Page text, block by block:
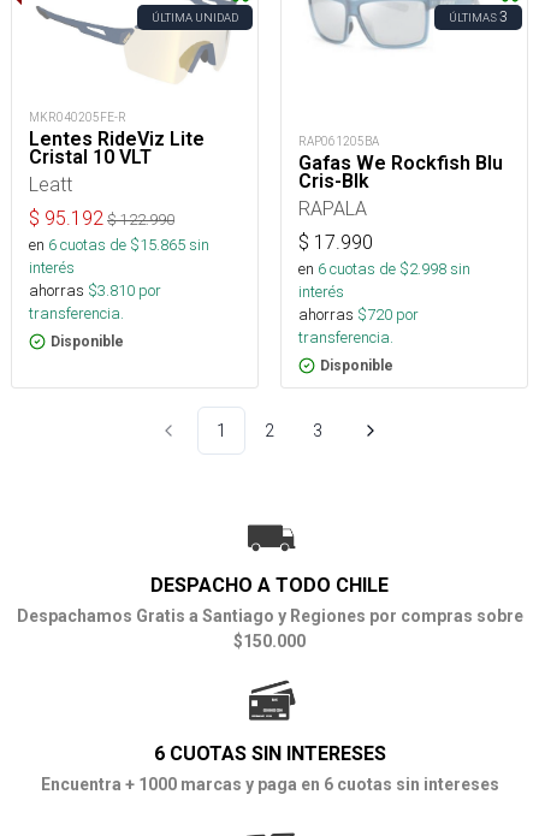
ÚLTIMA UNIDAD
MKR040205FE-R
Lentes RideViz Lite
Cristal 10 VLT
Leatt
$ 95.192 $122.990
en 6cuotas de $15.865sin
interés
ahorras $3.810 por
transferencia.
Disponible
ÚLTIMAS3
RAP061205BA
Gafas We Rockfish Blu
Cris-Blk
RAPALA
$ 17.990
en 6cuotas de $2.998sin
interés
ahorras $720 por
transferencia.
Disponible
1 2 3
DESPACHO A TODO CHILE
Despachamos Gratis a Santiago y Regiones por compras sobre
$150.000
6 CUOTAS SIN INTERESES
Encuentra + 1000 marcas y paga en 6 cuotas sin intereses